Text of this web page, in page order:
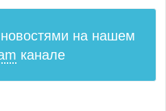
на нашем
канале